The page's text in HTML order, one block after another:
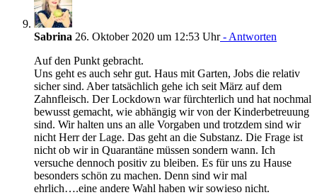
Sabrina 26. Oktober 2020 um 12:53 Uhr- Antworten
Auf den Punkt gebracht.
Uns geht es auch sehr gut. Haus mit Garten, Jobs die relativ
sicher sind. Aber tatsächlich gehe ich seit März auf dem
Zahnfleisch. Der Lockdown war fürchterlich und hat nochmal
bewusst gemacht, wie abhängig wir von der Kinderbetreuung
sind. Wir halten uns an alle Vorgaben und trotzdem sind wir
nicht Herr der Lage. Das geht an die Substanz. Die Frage ist
nicht ob wir in Quarantäne müssen sondern wann. Ich
versuche dennoch positiv zu bleiben. Es für uns zu Hause
besonders schön zu machen. Denn sind wir mal
ehrlich….eine andere Wahl haben wir sowieso nicht.